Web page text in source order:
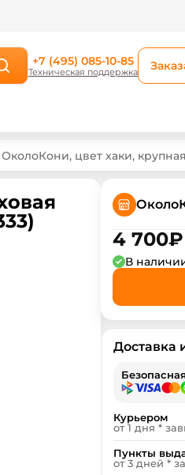
+7 (495) 085-10-85
Техническая поддержка
цвет хаки,
4 700₽
В
Доставка
Курьером
от 1 дня *
Пункты
от 3 дней *